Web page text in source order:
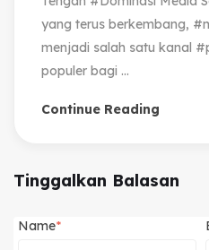
yang terus berkembang,
menjadi salah satu kanal
populer bagi ...
Continue Reading
Tinggalkan Balasan
Name